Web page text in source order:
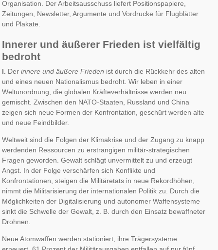
Organisation. Der Arbeitsausschuss liefert Positionspapiere,
Zeitungen, Newsletter, Argumente und Vordrucke für Flugblätter
und Plakate.
Innerer und äußerer Frieden ist vielfältig
bedroht
I. Derinnere und äußere Frieden ist durch die Rückkehr des alten
und eines neuen Nationalismus bedroht. Wir leben in einer
Weltunordnung, die globalen Kräfteverhältnisse werden neu
gemischt. Zwischen den NATO-Staaten, Russland und China
zeigen sich neue Formen der Konfrontation, geschürt werden alte
und neue Feindbilder.
Weltweit sind die Folgen der Klimakrise und der Zugang zu knapp
werdenden Ressourcen zu erstrangigen militär-strategischen
Fragen geworden. Gewalt schlägt unvermittelt zu und erzeugt
Angst. In der Folge verschärfen sich Konflikte und
Konfrontationen, steigen die Militäretats in neue Rekordhöhen,
nimmt die Militarisierung der internationalen Politik zu. Durch die
Möglichkeiten der Digitalisierung und autonomer Waffensysteme
sinkt die Schwelle der Gewalt, z. B. durch den Einsatz bewaffneter
Drohnen.
Neue Atomwaffen werden stationiert, ihre Trägersysteme